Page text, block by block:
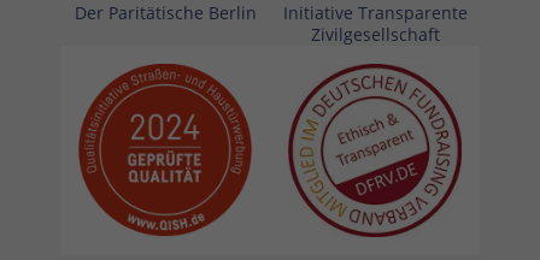
Der Paritätische Berlin
Initiative Transparente
Zivilgesellschaft